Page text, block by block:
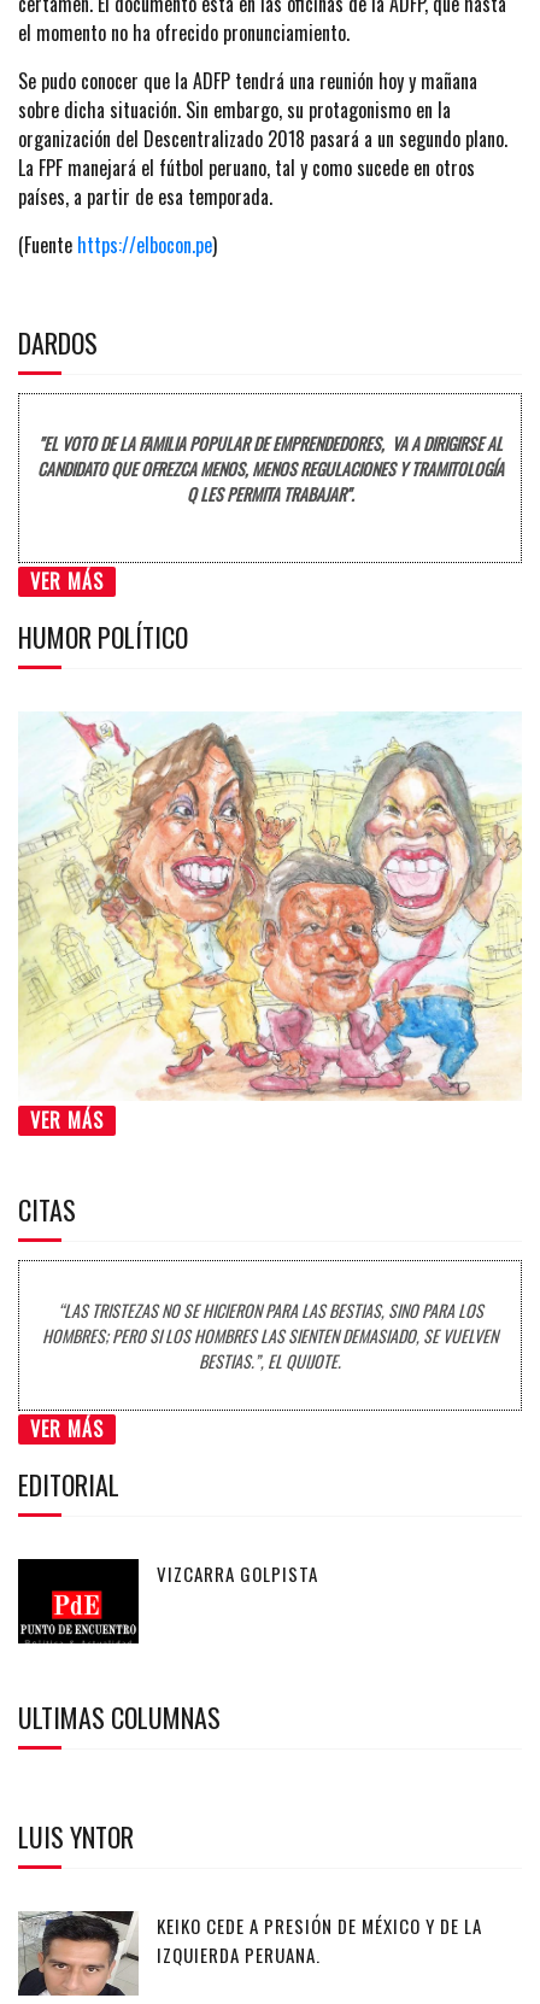
el momento no ha ofrecido pronunciamiento.
Se pudo conocer que la ADFP tendrá una reunión hoy y mañana
sobre dicha situación. Sin embargo, su protagonismo en la
organización del Descentralizado 2018 pasará a un segundo plano.
La FPF manejará el fútbol peruano, tal y como sucede en otros
países, a partir de esa temporada.
(Fuente https://elbocon.pe)
DARDOS
"EL VOTO DE LA FAMILIA POPULAR DE EMPRENDEDORES, VA A DIRIGIRSE AL
CANDIDATO QUE OFREZCA MENOS, MENOS REGULACIONES Y TRAMITOLOGÍA
Q LES PERMITA TRABAJAR".
VER MÁS
HUMOR POLÍTICO
VER MÁS
CITAS
“LAS TRISTEZAS NO SE HICIERON PARA LAS BESTIAS, SINO PARA LOS
HOMBRES; PERO SI LOS HOMBRES LAS SIENTEN DEMASIADO, SE VUELVEN
BESTIAS.”, EL QUIJOTE.
VER MÁS
EDITORIAL
VIZCARRA GOLPISTA
ULTIMAS COLUMNAS
LUIS YNTOR
KEIKO CEDE A PRESIÓN DE MÉXICO Y DE LA
IZQUIERDA PERUANA.